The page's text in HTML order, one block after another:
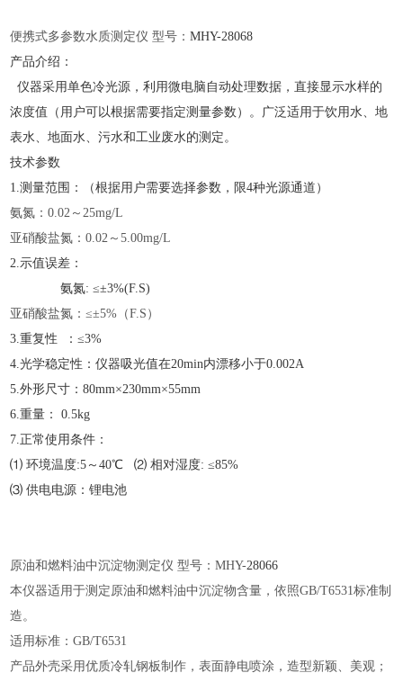
便携式多参数水质测定仪 型号：MHY-28068
产品介绍：
仪器采用单色冷光源，利用微电脑自动处理数据，直接显示水样的
浓度值（用户可以根据需要指定测量参数）。广泛适用于饮用水、地
表水、地面水、污水和工业废水的测定。
技术参数
1.测量范围：（根据用户需要选择参数，限4种光源通道）
氨氮：0.02～25mg/L
亚硝酸盐氮：0.02～5.00mg/L
2.示值误差：
氨氮: ≤±3%(F.S)
亚硝酸盐氮：≤±5%（F.S）
3.重复性 ：≤3%
4.光学稳定性：仪器吸光值在20min内漂移小于0.002A
5.外形尺寸：80mm×230mm×55mm
6.重量： 0.5kg
7.正常使用条件：
⑴ 环境温度:5～40℃ ⑵ 相对湿度: ≤85%
⑶ 供电电源：锂电池
原油和燃料油中沉淀物测定仪 型号：MHY-28066
本仪器适用于测定原油和燃料油中沉淀物含量，依照GB/T6531标准制
造。
适用标准：GB/T6531
产品外壳采用优质冷轧钢板制作，表面静电喷涂，造型新颖、美观；